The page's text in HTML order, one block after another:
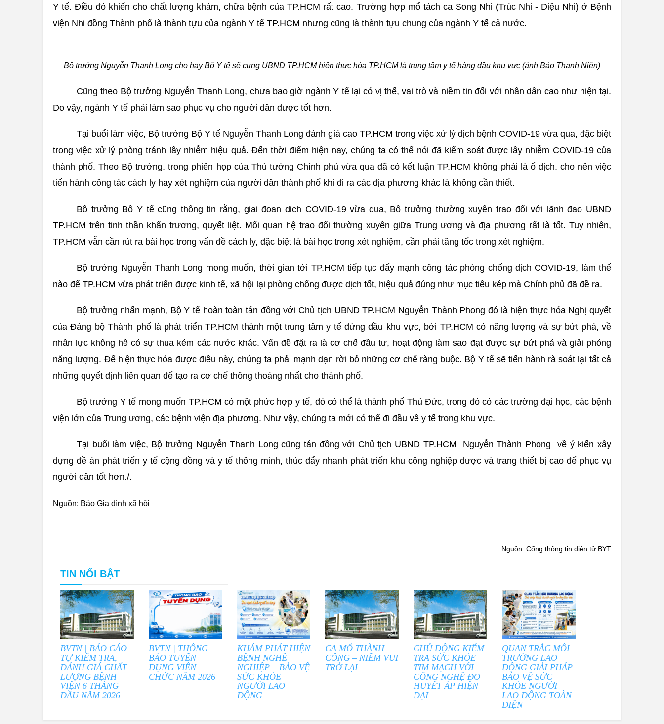
Y tế. Điều đó khiến cho chất lượng khám, chữa bệnh của TP.HCM rất cao. Trường hợp mổ tách ca Song Nhi (Trúc Nhi - Diệu Nhi) ở Bệnh
viện Nhi đồng Thành phố là thành tựu của ngành Y tế TP.HCM nhưng cũng là thành tựu chung của ngành Y tế cả nước.
Bộ trưởng Nguyễn Thanh Long cho hay Bộ Y tế sẽ cùng UBND TP.HCM hiện thực hóa TP.HCM là trung tâm y tế hàng đầu khu vực (ảnh Báo Thanh Niên)
Cũng theo Bộ trưởng Nguyễn Thanh Long, chưa bao giờ ngành Y tế lại có vị thế, vai trò và niềm tin đối với nhân dân cao như hiện tại.
Do vậy, ngành Y tế phải làm sao phục vụ cho người dân được tốt hơn.
Tại buổi làm việc, Bộ trưởng Bộ Y tế Nguyễn Thanh Long đánh giá cao TP.HCM trong việc xử lý dịch bệnh COVID-19 vừa qua, đặc biệt
trong việc xử lý phòng tránh lây nhiễm hiệu quả. Đến thời điểm hiện nay, chúng ta có thể nói đã kiểm soát được lây nhiễm COVID-19 của
thành phố. Theo Bộ trưởng, trong phiên họp của Thủ tướng Chính phủ vừa qua đã có kết luận TP.HCM không phải là ổ dịch, cho nên việc
tiến hành công tác cách ly hay xét nghiệm của người dân thành phố khi đi ra các địa phương khác là không cần thiết.
Bộ trưởng Bộ Y tế cũng thông tin rằng, giai đoạn dịch COVID-19 vừa qua, Bộ trưởng thường xuyên trao đổi với lãnh đạo UBND
TP.HCM trên tinh thần khẩn trương, quyết liệt. Mối quan hệ trao đổi thường xuyên giữa Trung ương và địa phương rất là tốt. Tuy nhiên,
TP.HCM vẫn cần rút ra bài học trong vấn đề cách ly, đặc biệt là bài học trong xét nghiệm, cần phải tăng tốc trong xét nghiệm.
Bộ trưởng Nguyễn Thanh Long mong muốn, thời gian tới TP.HCM tiếp tục đẩy mạnh công tác phòng chống dịch COVID-19, làm thế
nào để TP.HCM vừa phát triển được kinh tế, xã hội lại phòng chống được dịch tốt, hiệu quả đúng như mục tiêu kép mà Chính phủ đã đề ra.
Bộ trưởng nhấn mạnh, Bộ Y tế hoàn toàn tán đồng với Chủ tịch UBND TP.HCM Nguyễn Thành Phong đó là hiện thực hóa Nghị quyết
của Đảng bộ Thành phố là phát triển TP.HCM thành một trung tâm y tế đứng đầu khu vực, bởi TP.HCM có năng lượng và sự bứt phá, về
nhân lực không hề có sự thua kém các nước khác. Vấn đề đặt ra là cơ chế đầu tư, hoạt động làm sao đạt được sự bứt phá và giải phóng
năng lượng. Để hiện thực hóa được điều này, chúng ta phải mạnh dạn rời bỏ những cơ chế ràng buộc. Bộ Y tế sẽ tiến hành rà soát lại tất cả
những quyết định liên quan để tạo ra cơ chế thông thoáng nhất cho thành phố.
Bộ trưởng Y tế mong muốn TP.HCM có một phức hợp y tế, đó có thể là thành phố Thủ Đức, trong đó có các trường đại học, các bệnh
viện lớn của Trung ương, các bệnh viện địa phương. Như vậy, chúng ta mới có thể đi đầu về y tế trong khu vực.
Tại buổi làm việc, Bộ trưởng Nguyễn Thanh Long cũng tán đồng với Chủ tịch UBND TP.HCM Nguyễn Thành Phong về ý kiến xây
dựng đề án phát triển y tế cộng đồng và y tế thông minh, thúc đẩy nhanh phát triển khu công nghiệp dược và trang thiết bị cao để phục vụ
người dân tốt hơn./.
Nguồn: Báo Gia đình xã hội
Nguồn: Cổng thông tin điện tử BYT
TIN NỔI BẬT
BVTN | BÁO CÁO
TỰ KIỂM TRA,
ĐÁNH GIÁ CHẤT
LƯỢNG BỆNH
VIỆN 6 THÁNG
ĐẦU NĂM 2026
BVTN | THÔNG
BÁO TUYỂN
DỤNG VIÊN
CHỨC NĂM 2026
KHÁM PHÁT HIỆN
BỆNH NGHỀ
NGHIỆP – BẢO VỆ
SỨC KHỎE
NGƯỜI LAO
ĐỘNG
CA MỔ THÀNH
CÔNG – NIỀM VUI
TRỞ LẠI
CHỦ ĐỘNG KIỂM
TRA SỨC KHỎE
TIM MẠCH VỚI
CÔNG NGHỆ ĐO
HUYẾT ÁP HIỆN
ĐẠI
QUAN TRẮC MÔI
TRƯỜNG LAO
ĐỘNG GIẢI PHÁP
BẢO VỆ SỨC
KHỎE NGƯỜI
LAO ĐỘNG TOÀN
DIỆN